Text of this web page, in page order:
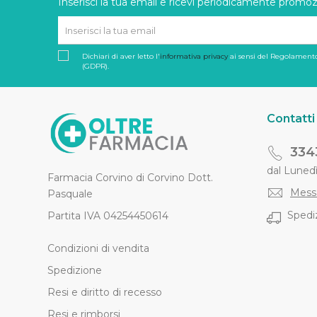
Dichiari di aver letto l'informativa privacyai sensi del
(GDPR).
Farmacia Corvino di Corvino Dott.
Pasquale
Partita IVA 04254450614
Condizioni di vendita
Spedizione
Resi e diritto di recesso
Resi e rimborsi
Contatti
dal